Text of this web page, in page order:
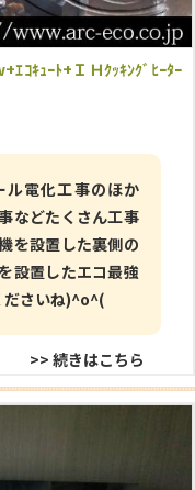
ｺｷｭｰﾄ+ＩＨｸｯｷﾝｸﾞﾋｰﾀｰ
ル電化工事のほか
などたくさん工事
を設置した裏側の
設置したエコ最強
ださいね)^o^(
>> 続きはこちら